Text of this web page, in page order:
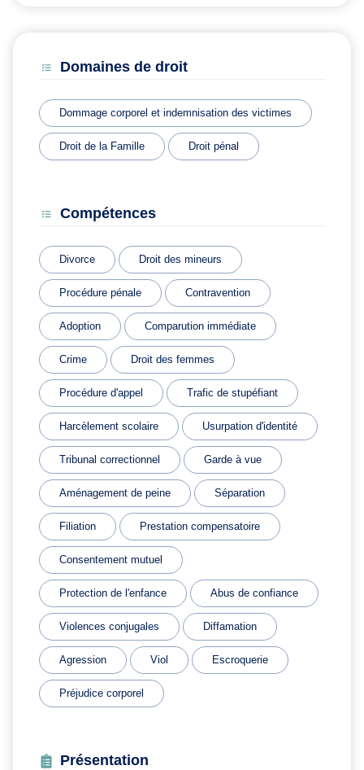
Domaines de droit
Dommage corporel et indemnisation des victimes
Droit de la Famille Droit pénal
Compétences
Divorce Droit des mineurs
Procédure pénale Contravention
Adoption Comparution immédiate
Crime Droit des femmes
Procédure d'appel Trafic de stupéfiant
Harcèlement scolaire Usurpation d'identité
Tribunal correctionnel Garde à vue
Aménagement de peine Séparation
Filiation Prestation compensatoire
Consentement mutuel
Protection de l'enfance Abus de confiance
Violences conjugales Diffamation
Agression Viol Escroquerie
Préjudice corporel
Présentation